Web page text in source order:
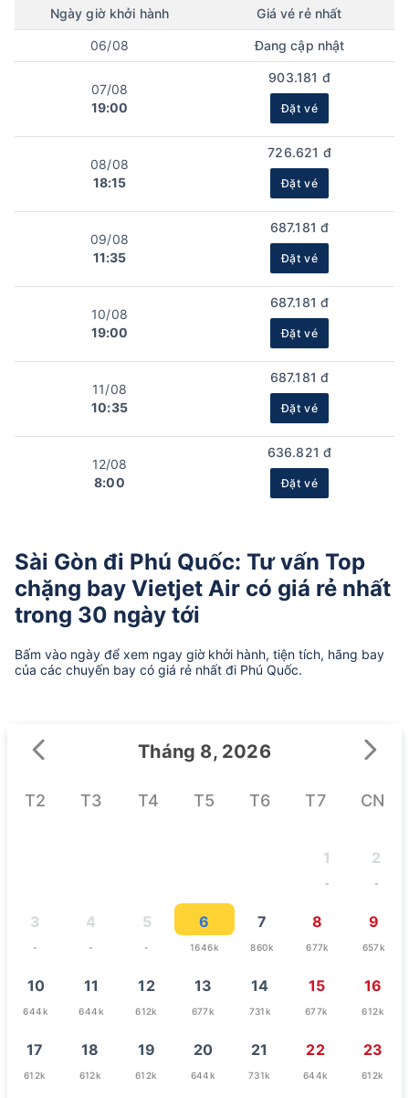
Ngày giờ khởi hành Giá vé rẻ nhất
06/08 Đang cập nhật
07/08
19:00
903.181 đ
Đặt vé
08/08
18:15
726.621 đ
Đặt vé
09/08
11:35
687.181 đ
Đặt vé
10/08
19:00
687.181 đ
Đặt vé
11/08
10:35
687.181 đ
Đặt vé
12/08
8:00
636.821 đ
Đặt vé
Sài Gòn đi Phú Quốc: Tư vấn Top
chặng bay Vietjet Air có giá rẻ nhất
trong 30 ngày tới
Bấm vào ngày để xem ngay giờ khởi hành, tiện tích, hãng bay
của các chuyến bay có giá rẻ nhất đi Phú Quốc.
Tháng 8, 2026
T2 T3 T4 T5 T6 T7 CN
1
-
2
-
3
-
4
-
5
-
6
1646k
7
860k
8
677k
9
657k
10
644k
11
644k
12
612k
13
677k
14
731k
15
677k
16
612k
17
612k
18
612k
19
612k
20
644k
21
731k
22
644k
23
612k